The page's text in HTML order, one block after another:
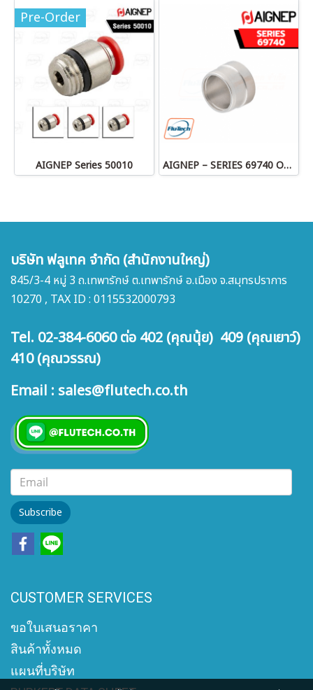
Pre-Order
AIGNEP Series 50010 AIGNEP – SERIES 69740 OLIVE
บริษัท ฟลูเทค จำกัด (สำนักงานใหญ่)
845/3-4 หมู่ 3 ถ.เทพารักษ์ ต.เทพารักษ์ อ.เมือง จ.สมุทรปราการ
10270 , TAX ID : 0115532000793
Tel. 02-384-6060 ต่อ 402 (คุณนุ้ย) 409 (คุณเยาว์)
410 (คุณวรรณ)
Email : sales@flutech.co.th
Subscribe
CUSTOMER SERVICES
ขอใบเสนอราคา
สินค้าทั้งหมด
แผนที่บริษัท